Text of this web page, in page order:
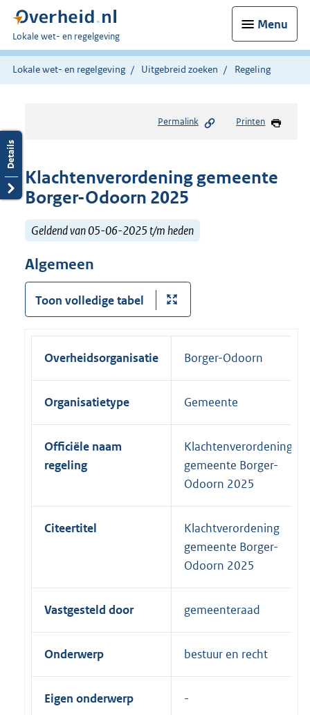
Menu
U
bent
hier:
Lokale wet- en regelgeving
Lokale wet- en regelgeving Uitgebreid zoeken Regeling
Permalink Printen
Klachtenverordening gemeente
Borger-Odoorn 2025
Geldend van 05-06-2025 t/m heden
Algemeen
Toon volledige tabel
Overheidsorganisatie Borger-Odoorn
Organisatietype Gemeente
Officiële naam
regeling
Klachtenverordening
gemeente Borger-
Odoorn 2025
Citeertitel
Klachtverordening
gemeente Borger-
Odoorn 2025
Vastgesteld door gemeenteraad
Onderwerp bestuur en recht
Eigen onderwerp